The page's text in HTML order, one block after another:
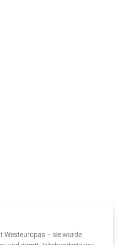
Westeuropas – sie wurde